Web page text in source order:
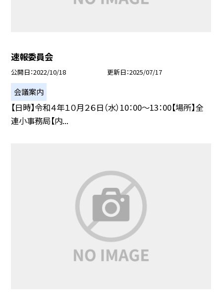
速報委員会
公開日 2022/10/18 更新日 2025/07/17
会議案内
【日時】令和４年１０月２６日（水）10：00〜13：00【場所】全
連小事務局【内...